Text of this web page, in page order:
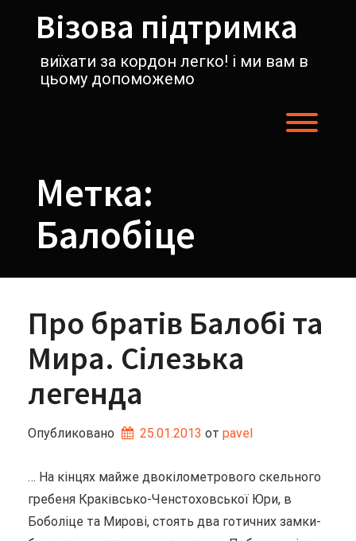
содержимомуВізова підтримка
виїхати за кордон легко! і ми вам в
цьому допоможемо
Метка:
Балобіце
Про братів Балобі та
Мира. Сілезька
легенда
Опубликовано 25.01.2013 от pavel
… На кінцях майже двокілометрового скельного
гребеня Краківсько-Ченстоховської Юри, в
Боболіце та Мирові, стоять два готичних замки-